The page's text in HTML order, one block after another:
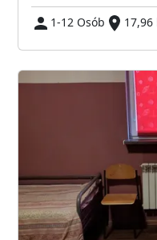
1-12 Osób
17,96